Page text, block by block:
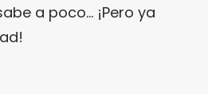
a poco… ¡Pero ya